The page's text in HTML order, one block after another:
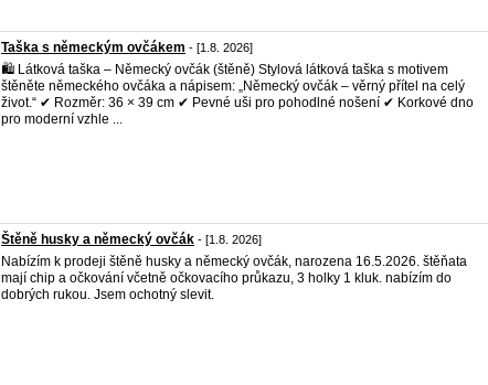
Taška s německým ovčákem - [1.8. 2026]
🛍️ Látková taška – Německý ovčák (štěně) Stylová látková taška s motivem
štěněte německého ovčáka a nápisem: „Německý ovčák – věrný přítel na celý
život.“ ✔ Rozměr: 36 × 39 cm ✔ Pevné uši pro pohodlné nošení ✔ Korkové dno
pro moderní vzhle ...
Štěně husky a německý ovčák - [1.8. 2026]
Nabízím k prodeji štěně husky a německý ovčák, narozena 16.5.2026. štěňata
mají chip a očkování včetně očkovacího průkazu, 3 holky 1 kluk. nabízím do
dobrých rukou. Jsem ochotný slevit.